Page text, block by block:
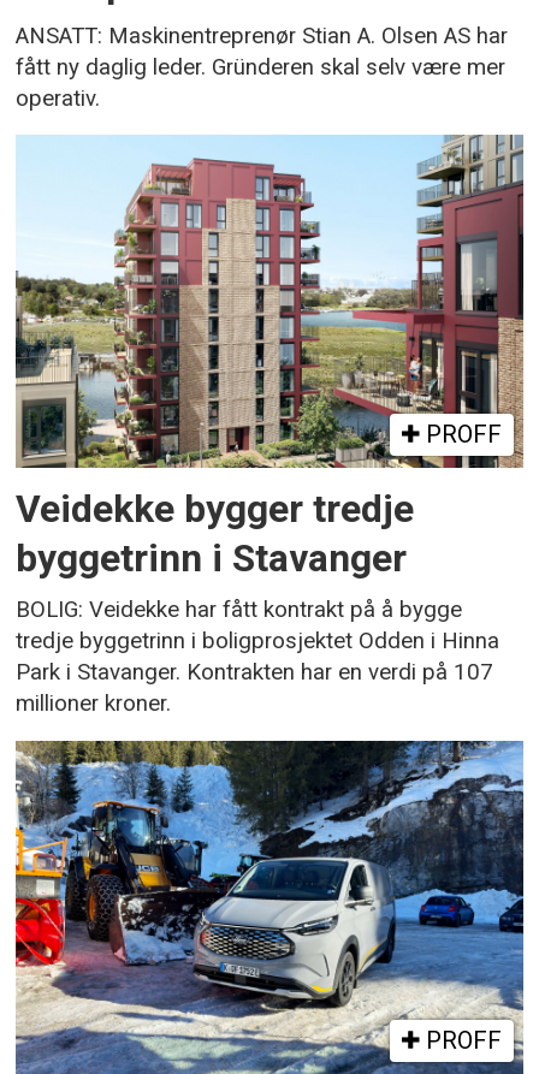
ANSATT: Maskinentreprenør Stian A. Olsen AS har
fått ny daglig leder. Gründeren skal selv være mer
operativ.
PROFF
Veidekke bygger tredje
byggetrinn i Stavanger
BOLIG: Veidekke har fått kontrakt på å bygge
tredje byggetrinn i boligprosjektet Odden i Hinna
Park i Stavanger. Kontrakten har en verdi på 107
millioner kroner.
PROFF